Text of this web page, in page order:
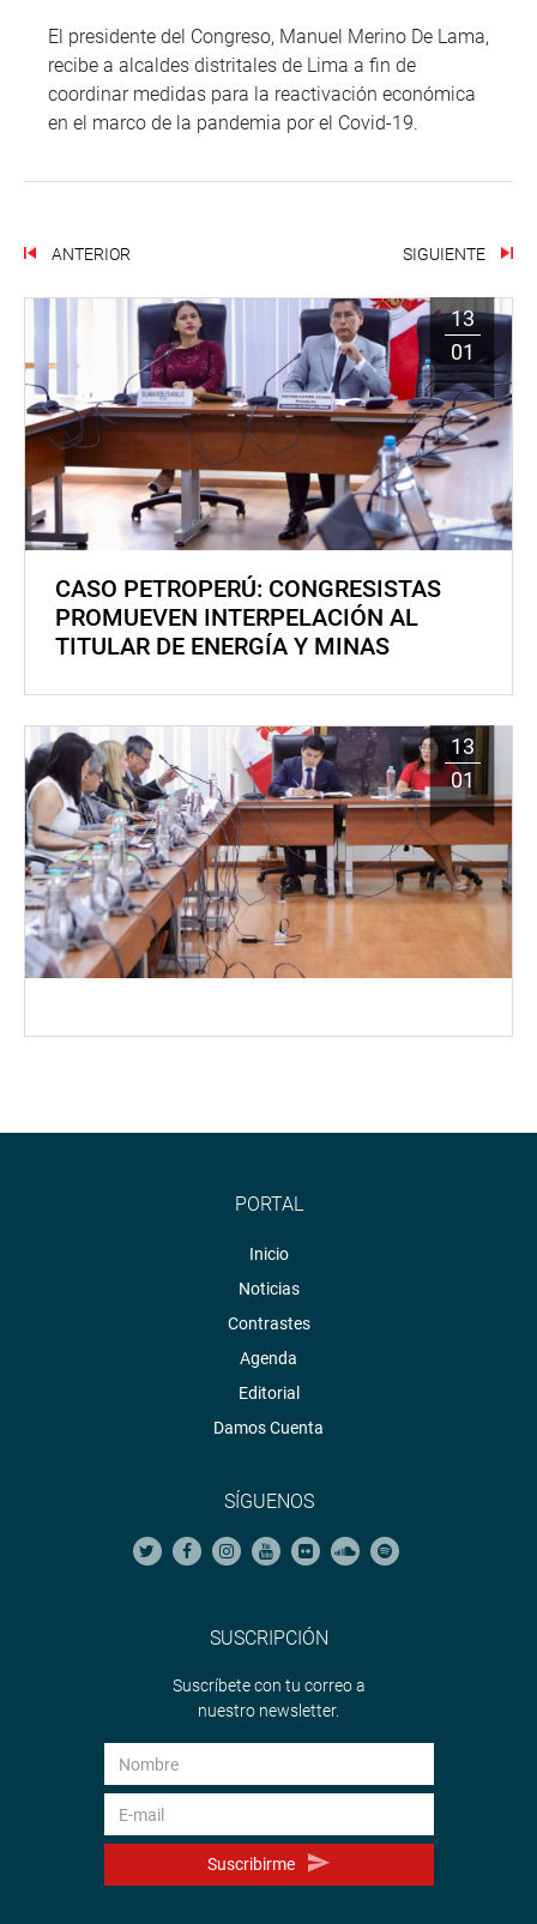
El presidente del Congreso, Manuel Merino De Lama,
recibe a alcaldes distritales de Lima a fin de
coordinar medidas para la reactivación económica
en el marco de la pandemia por el Covid-19.
ANTERIOR SIGUIENTE
13
01
CASO PETROPERÚ: CONGRESISTAS
PROMUEVEN INTERPELACIÓN AL
TITULAR DE ENERGÍA Y MINAS
13
01
PORTAL
Inicio
Noticias
Contrastes
Agenda
Editorial
Damos Cuenta
SÍGUENOS
SUSCRIPCIÓN
Suscríbete con tu correo a
nuestro newsletter.
Suscribirme